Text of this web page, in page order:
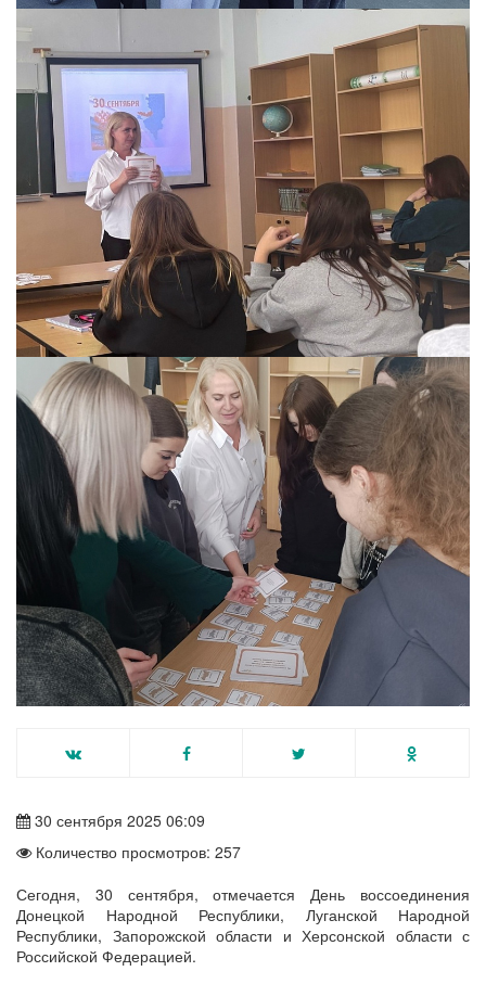
30 сентября 2025 06:09
Количество просмотров: 257
Сегодня, 30 сентября, отмечается День воссоединения
Донецкой Народной Республики, Луганской Народной
Республики, Запорожской области и Херсонской области с
Российской Федерацией.